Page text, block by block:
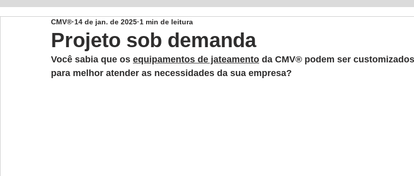
Comunicados Segurança Exaustor para pó e fumos de solda
Projeto sob demanda
CMV® 14 de jan. de 2025 1 min de leitura
Você sabia que os equipamentos de jateamento da CMV® podem ser customizados
para melhor atender as necessidades da sua empresa?